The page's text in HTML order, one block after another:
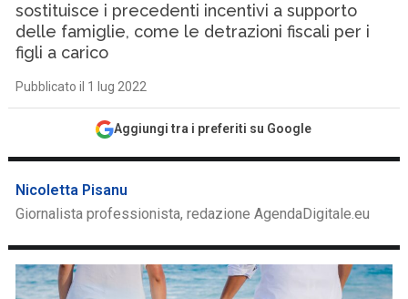
sostituisce i precedenti incentivi a supporto
delle famiglie, come le detrazioni fiscali per i
figli a carico
Pubblicato il 1 lug 2022
Aggiungi tra i preferiti su Google
Nicoletta Pisanu
Giornalista professionista, redazione AgendaDigitale.eu